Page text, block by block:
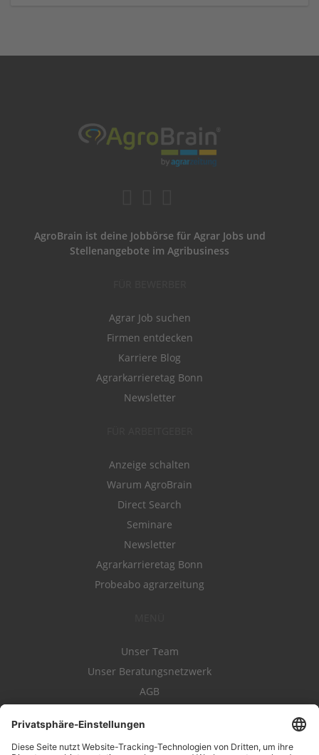
AgroBrain ist deine Jobbörse für Agrar Jobs und
Stellenangebote im Agribusiness
Agrar Job suchen
Firmen entdecken
Karriere Blog
Agrarkarrieretag Bonn
Newsletter
Anzeige schalten
Warum AgroBrain
Direct Search
Seminare
Newsletter
Agrarkarrieretag Bonn
Probeabo agrarzeitung
Unser Team
Unser Beratungsnetzwerk
AGB
Datenschutz
Impressum